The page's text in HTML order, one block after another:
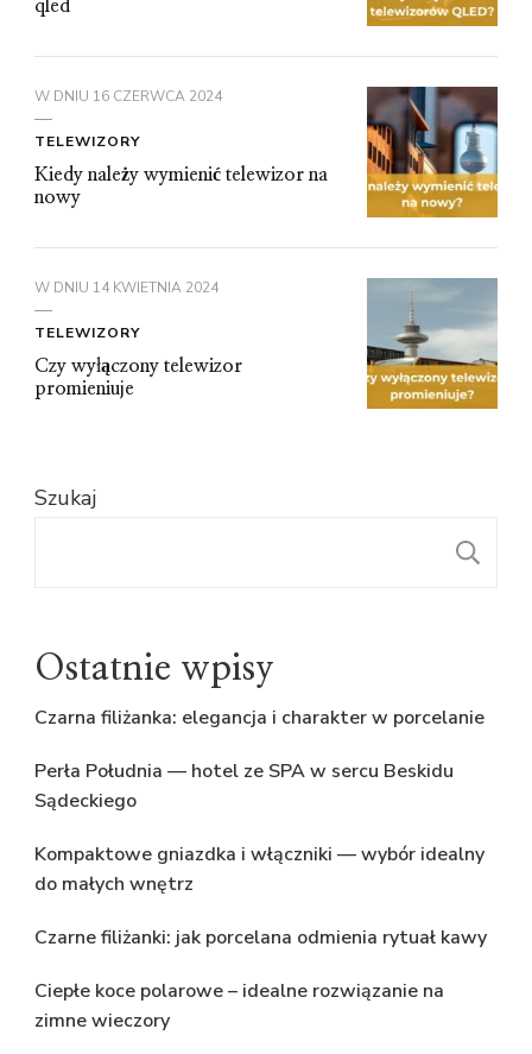
qled
W DNIU 16 CZERWCA 2024
TELEWIZORY
Kiedy należy wymienić telewizor na
nowy
W DNIU 14 KWIETNIA 2024
TELEWIZORY
Czy wyłączony telewizor
promieniuje
Szukaj
Ostatnie wpisy
Czarna filiżanka: elegancja i charakter w porcelanie
Perła Południa — hotel ze SPA w sercu Beskidu
Sądeckiego
Kompaktowe gniazdka i włączniki — wybór idealny
do małych wnętrz
Czarne filiżanki: jak porcelana odmienia rytuał kawy
Ciepłe koce polarowe – idealne rozwiązanie na
zimne wieczory